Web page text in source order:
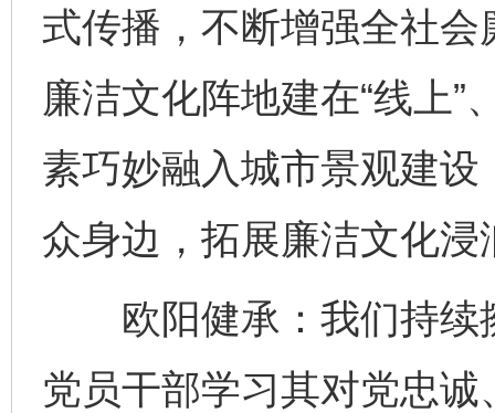
式传播，不断增强全社
廉洁文化阵地建在“线上”
素巧妙融入城市景观建
众身边，拓展廉洁文化浸
欧阳健承：我们持续
党员干部学习其对党忠